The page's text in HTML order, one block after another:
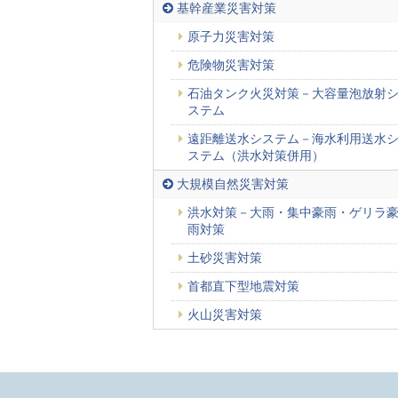
基幹産業災害対策
原子力災害対策
危険物災害対策
石油タンク火災対策－大容量泡放射シ
ステム
遠距離送水システム－海水利用送水シ
ステム（洪水対策併用）
大規模自然災害対策
洪水対策－大雨・集中豪雨・ゲリラ豪
雨対策
土砂災害対策
首都直下型地震対策
火山災害対策